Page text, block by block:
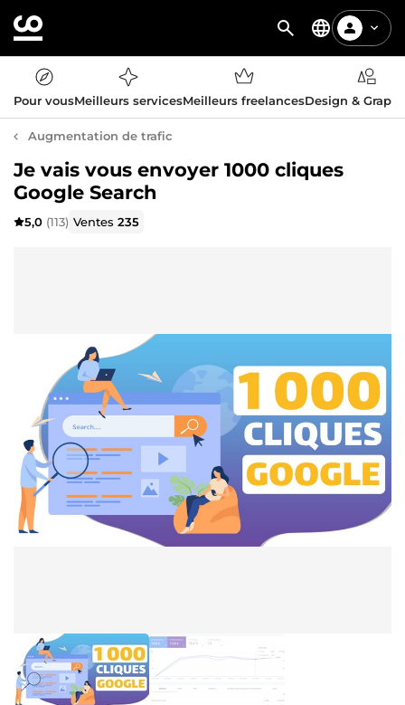
Pour vousMeilleurs servicesMeilleurs freelancesDesign &
Augmentation de trafic
Je vais vous envoyer 1000 cliques
Google Search
5,0 (113) Ventes235